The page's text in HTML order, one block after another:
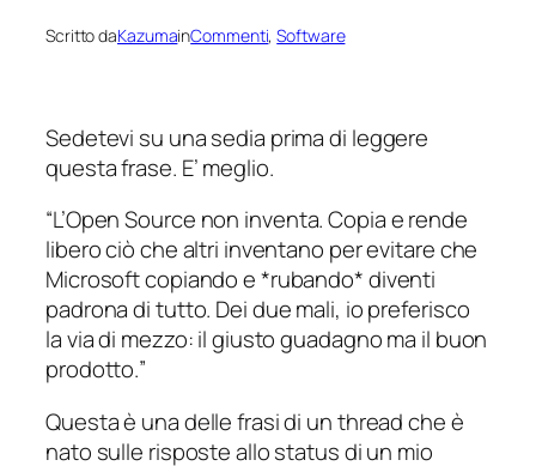
Scritto daKazumainCommenti, Software
Sedetevi su una sedia prima di leggere
questa frase. E’ meglio.
“L’Open Source non inventa. Copia e rende
libero ciò che altri inventano per evitare che
Microsoft copiando e *rubando* diventi
padrona di tutto. Dei due mali, io preferisco
la via di mezzo: il giusto guadagno ma il buon
prodotto.”
Questa è una delle frasi di un thread che è
nato sulle risposte allo status di un mio